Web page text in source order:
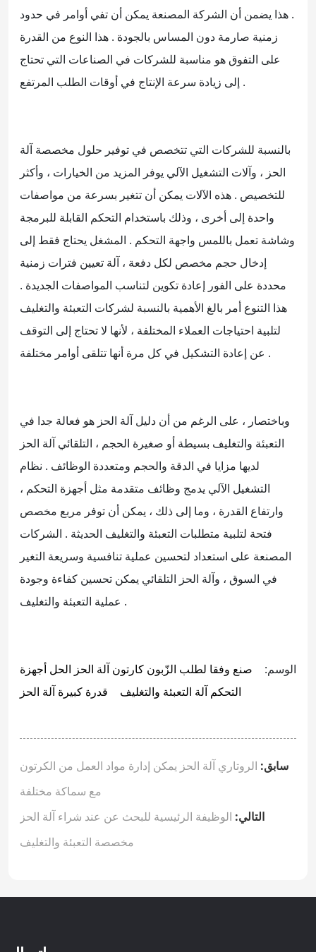
. هذا يضمن أن الشركة المصنعة يمكن أن تفي أوامر في حدود
زمنية صارمة دون المساس بالجودة . هذا النوع من القدرة
على التفوق هو مناسبة للشركات في الصناعات التي تحتاج
إلى زيادة سرعة الإنتاج في أوقات الطلب المرتفع .
بالنسبة للشركات التي تتخصص في توفير حلول مخصصة آلة
الحز ، وآلات التشغيل الآلي يوفر المزيد من الخيارات ، وأكثر
للتخصيص . هذه الآلات يمكن أن تتغير بسرعة من مواصفات
واحدة إلى أخرى ، وذلك باستخدام التحكم القابلة للبرمجة
وشاشة تعمل باللمس واجهة التحكم . المشغل يحتاج فقط إلى
إدخال حجم مخصص لكل دفعة ، آلة تعيين فترات زمنية
محددة على الفور إعادة تكوين لتناسب المواصفات الجديدة .
هذا التنوع أمر بالغ الأهمية بالنسبة لشركات التعبئة والتغليف
لتلبية احتياجات العملاء المختلفة ، لأنها لا تحتاج إلى التوقف
عن إعادة التشكيل في كل مرة أنها تتلقى أوامر مختلفة .
وباختصار ، على الرغم من أن دليل آلة الحز هو فعالة جدا في
التعبئة والتغليف بسيطة أو صغيرة الحجم ، التلقائي آلة الحز
لديها مزايا في الدقة والحجم ومتعددة الوظائف . نظام
التشغيل الآلي يدمج وظائف متقدمة مثل أجهزة التحكم ،
وارتفاع القدرة ، وما إلى ذلك ، يمكن أن توفر مربع مخصص
فتحة لتلبية متطلبات التعبئة والتغليف الحديثة . الشركات
المصنعة على استعداد لتحسين عملية تنافسية وسريعة التغير
في السوق ، وآلة الحز التلقائي يمكن تحسين كفاءة وجودة
عملية التعبئة والتغليف .
الوسم: صنع وفقا لطلب الزّبون كارتون آلة الحز الحل أجهزة
التحكم آلة التعبئة والتغليف
قدرة كبيرة آلة الحز
سابق: الروتاري آلة الحز يمكن إدارة مواد العمل من الكرتون
مع سماكة مختلفة
التالي: الوظيفة الرئيسية للبحث عن عند شراء آلة الحز
مخصصة التعبئة والتغليف